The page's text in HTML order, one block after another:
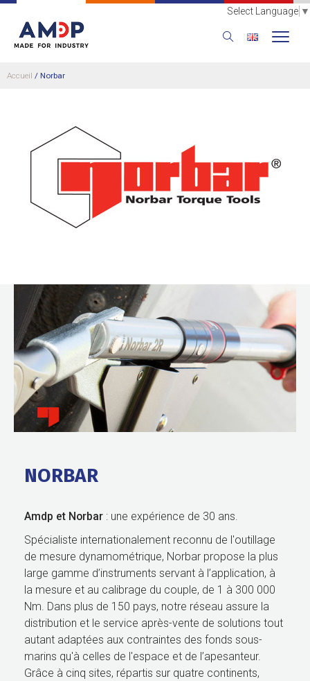
Select Language ▼
Accueil / Norbar
NORBAR
Amdp et Norbar : une expérience de 30 ans.
Spécialiste internationalement reconnu de l'outillage
de mesure dynamométrique, Norbar propose la plus
large gamme d’instruments servant à l’application, à
la mesure et au calibrage du couple, de 1 à 300 000
Nm. Dans plus de 150 pays, notre réseau assure la
distribution et le service après-vente de solutions tout
autant adaptées aux contraintes des fonds sous-
marins qu'à celles de l'espace et de l’apesanteur.
Grâce à cinq sites, répartis sur quatre continents,